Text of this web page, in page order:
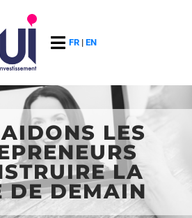
FR |EN
LES
LA
DE DEMAIN